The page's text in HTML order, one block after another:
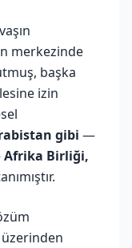
merkezinde
başka
izin
gibi —
Afrika Birliği,